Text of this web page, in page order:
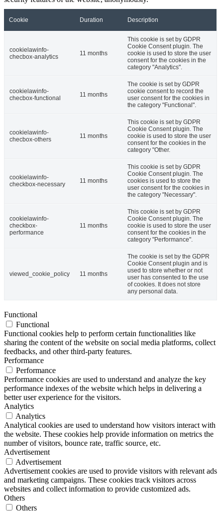
Cookie Duration Description
cookielawinfo-
checbox-analytics
11 months
This cookie is set by GDPR
Cookie Consent plugin. The
cookie is used to store the user
consent for the cookies in the
category "Analytics".
cookielawinfo-
checbox-functional
11 months
The cookie is set by GDPR
cookie consent to record the
user consent for the cookies in
the category "Functional".
cookielawinfo-
checbox-others
11 months
This cookie is set by GDPR
Cookie Consent plugin. The
cookie is used to store the user
consent for the cookies in the
category "Other.
cookielawinfo-
checkbox-necessary
11 months
This cookie is set by GDPR
Cookie Consent plugin. The
cookies is used to store the
user consent for the cookies in
the category "Necessary".
cookielawinfo-
checkbox-
performance
11 months
This cookie is set by GDPR
Cookie Consent plugin. The
cookie is used to store the user
consent for the cookies in the
category "Performance".
viewed_cookie_policy 11 months
The cookie is set by the GDPR
Cookie Consent plugin and is
used to store whether or not
user has consented to the use
of cookies. It does not store
any personal data.
Functional
Functional
Functional cookies help to perform certain functionalities like
sharing the content of the website on social media platforms, collect
feedbacks, and other third-party features.
Performance
Performance
Performance cookies are used to understand and analyze the key
performance indexes of the website which helps in delivering a
better user experience for the visitors.
Analytics
Analytics
Analytical cookies are used to understand how visitors interact with
the website. These cookies help provide information on metrics the
number of visitors, bounce rate, traffic source, etc.
Advertisement
Advertisement
Advertisement cookies are used to provide visitors with relevant ads
and marketing campaigns. These cookies track visitors across
websites and collect information to provide customized ads.
Others
Others